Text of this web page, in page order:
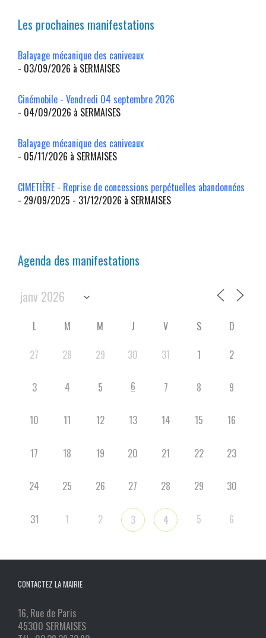
Les prochaines manifestations
Balayage mécanique des caniveaux
- 03/09/2026 à SERMAISES
Cinémobile - Vendredi 04 septembre 2026
- 04/09/2026 à SERMAISES
Balayage mécanique des caniveaux
- 05/11/2026 à SERMAISES
CIMETIÈRE - Reprise de concessions perpétuelles abandonnées
- 29/09/2025 - 31/12/2026 à SERMAISES
Agenda des manifestations
L M M J V S
D
27
28 29 30 31 1 2
3 4 5 6 7 8 9
10 11 12 13 14 15 16
17 18 19 20 21 22 23
24 25 26 27 28 29 30
31 1 2 3 4 5 6
CONTACTEZ LA MAIRIE
16, Rue de Paris
45300 SERMAISES